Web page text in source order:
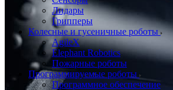
Лидары
Грипперы
Колесные и гусеничные роботы
AgileX
Elephant Robotics
Пожарные роботы
Программируемые роботы
Программное обеспечение